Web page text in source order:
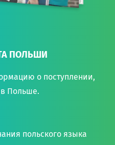
ПОЛЬШИ
о поступлении,
Польше.
польского языка